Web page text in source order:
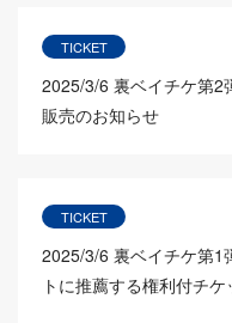
TICKET
2025/3/6 裏ベイチケ第2
販売のお知らせ
TICKET
2025/3/6 裏ベイチケ第1
トに推薦する権利付チ